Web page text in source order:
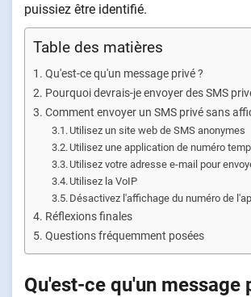
puissiez être identifié.
Table des matières
Qu'est-ce qu'un message privé ?
Pourquoi devrais-je envoyer des SMS
Comment envoyer un SMS privé sans
Utilisez un site web de SMS anonymes
Utilisez une application de numéro
Utilisez votre adresse e-mail pour
Utilisez la VoIP
Désactivez l'affichage du numéro de
Réflexions finales
Questions fréquemment posées
Qu'est-ce qu'un message